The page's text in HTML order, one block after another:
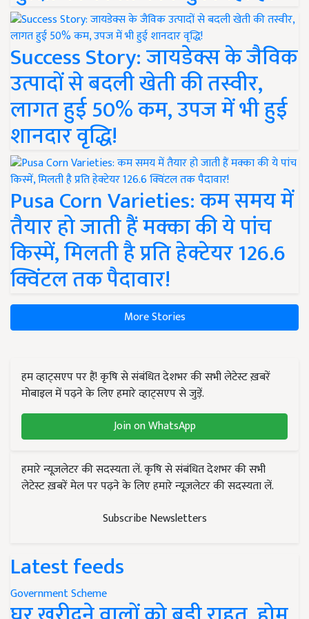
Success Story: जायडेक्स के जैविक
उत्पादों से बदली खेती की तस्वीर,
लागत हुई 50% कम, उपज में भी हुई
शानदार वृद्धि!
Pusa Corn Varieties: कम समय में
तैयार हो जाती हैं मक्का की ये पांच
किस्में, मिलती है प्रति हेक्टेयर 126.6
क्विंटल तक पैदावार!
More Stories
हम व्हाट्सएप पर हैं! कृषि से संबंधित देशभर की सभी लेटेस्ट ख़बरें
मोबाइल में पढ़ने के लिए हमारे व्हाट्सएप से जुड़ें.
Join on WhatsApp
हमारे न्यूज़लेटर की सदस्यता लें. कृषि से संबंधित देशभर की सभी
लेटेस्ट ख़बरें मेल पर पढ़ने के लिए हमारे न्यूज़लेटर की सदस्यता लें.
Subscribe Newsletters
Latest feeds
Government Scheme